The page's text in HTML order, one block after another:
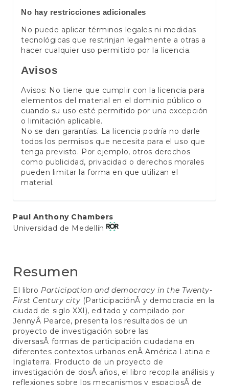
No hay restricciones adicionales
No puede aplicar términos legales ni medidas
tecnológicas que restrinjan legalmente a otras a
hacer cualquier uso permitido por la licencia.
Avisos
Avisos: No tiene que cumplir con la licencia para
elementos del material en el dominio público o
cuando su uso esté permitido por una excepción
o limitación aplicable.
No se dan garantías. La licencia podría no darle
todos los permisos que necesita para el uso que
tenga previsto. Por ejemplo, otros derechos
como publicidad, privacidad o derechos morales
pueden limitar la forma en que utilizan el
material.
Contenido
principal
artículo
Paul Anthony Chambers
Universidad de Medellín
Resumen
El libro Participation and democracy in the Twenty-
First Century city (ParticipaciónÂ y democracia en la
ciudad de siglo XXI), editado y compilado por
JennyÂ Pearce, presenta los resultados de un
proyecto de investigación sobre las
diversasÂ formas de participación ciudadana en
diferentes contextos urbanos enÂ América Latina e
Inglaterra. Producto de un proyecto de
investigación de dosÂ años, el libro recopila análisis y
reflexiones sobre los mecanismos y espaciosÂ de